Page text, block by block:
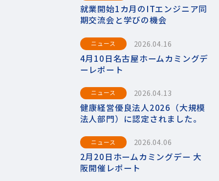
就業開始1カ月のITエンジニア同
期交流会と学びの機会
ニュース 2026.04.16
4月10日名古屋ホームカミングデ
ーレポート
ニュース 2026.04.13
健康経営優良法人2026（大規模
法人部門）に認定されました。
ニュース 2026.04.06
2月20日ホームカミングデー 大
阪開催レポート